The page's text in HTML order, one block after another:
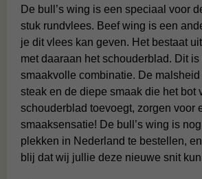
De bull’s wing is een speciaal voor
stuk rundvlees. Beef wing is een
je dit vlees kan geven. Het bestaat
met daaraan het schouderblad. Dit
smaakvolle combinatie. De
steak en de diepe smaak die het bot
schouderblad toevoegt, zorgen voor
smaaksensatie! De bull’s wing is
plekken in Nederland te bestellen,
blij dat wij jullie deze nieuwe snit